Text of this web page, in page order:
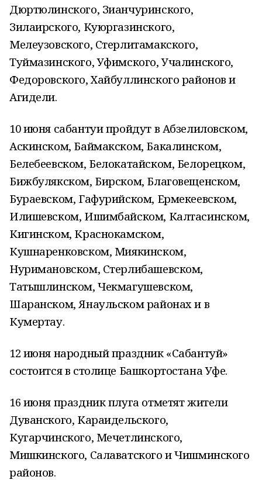
Дюртюлинского, Зианчуринского,
Зилаирского, Куюргазинского,
Мелеузовского, Стерлитамакского,
Туймазинского, Уфимского, Учалинского,
Федоровского, Хайбуллинского районов и
Агидели.
10 июня сабантуи пройдут в Абзелиловском,
Аскинском, Баймакском, Бакалинском,
Белебеевском, Белокатайском, Белорецком,
Бижбулякском, Бирском, Благовещенском,
Бураевском, Гафурийском, Ермекеевском,
Илишевском, Ишимбайском, Калтасинском,
Кигинском, Краснокамском,
Кушнаренковском, Миякинском,
Нуримановском, Стерлибашевском,
Татышлинском, Чекмагушевском,
Шаранском, Янаульском районах и в
Кумертау.
12 июня народный праздник «Сабантуй»
состоится в столице Башкортостана Уфе.
16 июня праздник плуга отметят жители
Дуванского, Караидельского,
Кугарчинского, Мечетлинского,
Мишкинского, Салаватского и Чишминского
районов.